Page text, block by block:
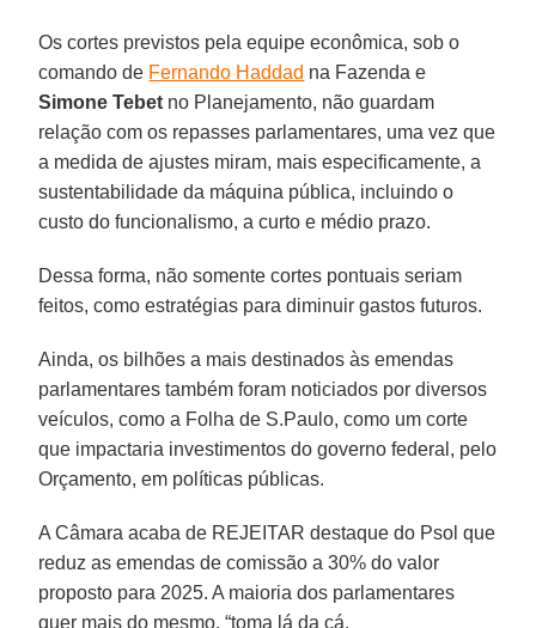
Os cortes previstos pela equipe econômica, sob o
comando de Fernando Haddad na Fazenda e
Simone Tebet no Planejamento, não guardam
relação com os repasses parlamentares, uma vez que
a medida de ajustes miram, mais especificamente, a
sustentabilidade da máquina pública, incluindo o
custo do funcionalismo, a curto e médio prazo.
Dessa forma, não somente cortes pontuais seriam
feitos, como estratégias para diminuir gastos futuros.
Ainda, os bilhões a mais destinados às emendas
parlamentares também foram noticiados por diversos
veículos, como a Folha de S.Paulo, como um corte
que impactaria investimentos do governo federal, pelo
Orçamento, em políticas públicas.
A Câmara acaba de REJEITAR destaque do Psol que
reduz as emendas de comissão a 30% do valor
proposto para 2025. A maioria dos parlamentares
quer mais do mesmo, “toma lá da cá.